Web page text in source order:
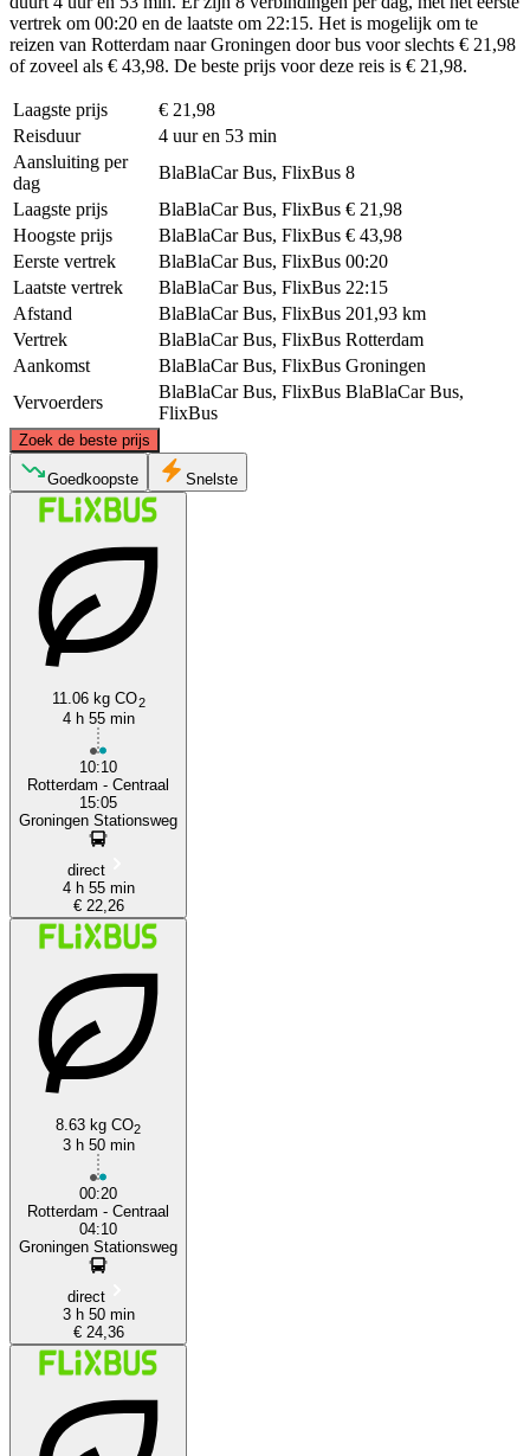
vertrek om 00:20 en de laatste om 22:15. Het is mogelijk om te
reizen van Rotterdam naar Groningen door bus voor slechts € 21,98
of zoveel als € 43,98. De beste prijs voor deze reis is € 21,98.
Laagste prijs
€ 21,98
Reisduur
4 uur en 53 min
Aansluiting per
dag
BlaBlaCar Bus, FlixBus 8
Laagste prijs
BlaBlaCar Bus, FlixBus € 21,98
Hoogste prijs
BlaBlaCar Bus, FlixBus € 43,98
Eerste vertrek
BlaBlaCar Bus, FlixBus 00:20
Laatste vertrek
BlaBlaCar Bus, FlixBus 22:15
Afstand
BlaBlaCar Bus, FlixBus 201,93 km
Vertrek
BlaBlaCar Bus, FlixBus Rotterdam
Aankomst
BlaBlaCar Bus, FlixBus Groningen
Vervoerders
BlaBlaCar Bus, FlixBus BlaBlaCar Bus,
FlixBus
Zoek de beste prijs
Rotterdam
Goedkoopste Snelste
11.06 kg CO2
4 h 55 min
10:10
Rotterdam - Centraal
15:05
Groningen Stationsweg
direct
4 h 55 min
€ 22,26
8.63 kg CO2
3 h 50 min
00:20
Rotterdam - Centraal
04:10
Groningen Stationsweg
direct
3 h 50 min
€ 24,36